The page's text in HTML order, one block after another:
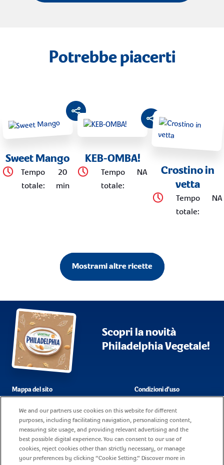
Potrebbe piacerti
Sweet Mango
Tempo
totale:
20
min
KEB-OMBA!
Tempo
totale:
NA
Crostino in
vetta
Tempo
totale:
NA
Mostrami altre ricette
Scopri la novità
Philadelphia Vegetale!
Mappa del sito
Domande frequenti
Cookie policy
Informativa sulla privacy
Condizioni d'uso
Dati societari
Contatti
We and our partners use cookies on this website for different
purposes, including facilitating navigation, personalizing content,
measuring site usage, and providing relevant advertising and the
best possible digital experience. You can consent to our use of
cookies, reject cookies other than strictly necessary, or manage
your preferences by clicking “Cookie Setting.” Discover more in